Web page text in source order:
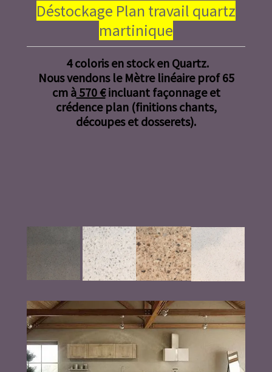
Déstockage Plan travail quartz
martinique
4 coloris en stock en Quartz.
Nous vendons le Mètre linéaire prof 65
cm à570 €incluant façonnage et
crédence plan (finitions chants,
découpes et dosserets).